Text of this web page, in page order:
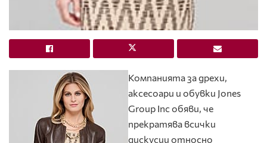
Компанията за дрехи,
аксесоари и обувки Jones
Group Inc обяви, че
прекратява всички
дискусии относно